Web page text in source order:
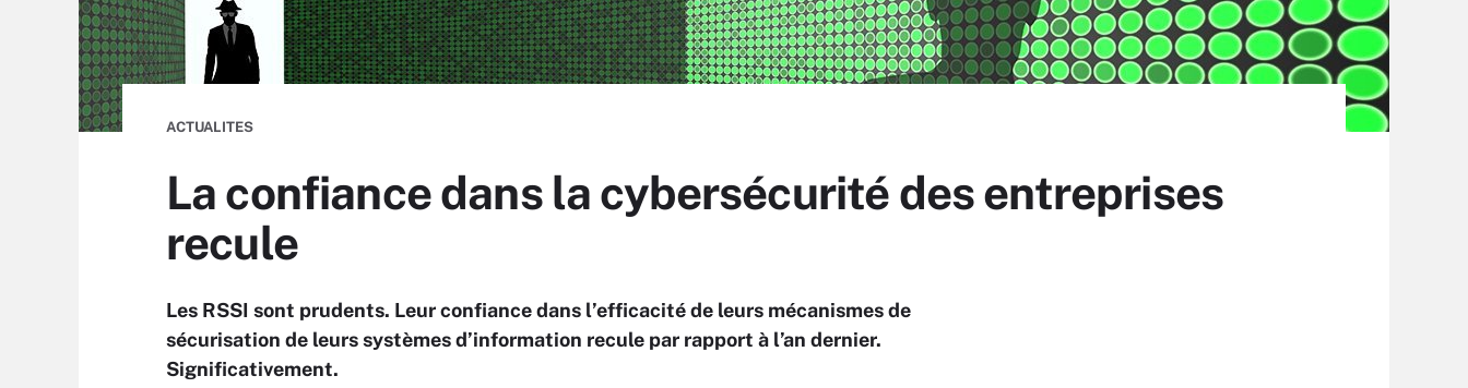
ACTUALITES
La confiance dans la cybersécurité des entreprises
recule
Les RSSI sont prudents. Leur confiance dans l’efficacité de leurs mécanismes de
sécurisation de leurs systèmes d’information recule par rapport à l’an dernier.
Significativement.